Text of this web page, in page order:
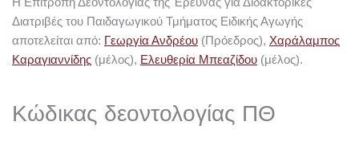
Η Επιτροπή Δεοντολογίας της Έρευνας για Διδακτορικές
Διατριβές του Παιδαγωγικού Τμήματος Ειδικής Αγωγής
αποτελείται από: Γεωργία Ανδρέου (Πρόεδρος), Χαράλαμπος
Καραγιαννίδης (μέλος), Ελευθερία Μπεαζίδου (μέλος).
Κώδικας δεοντολογίας ΠΘ